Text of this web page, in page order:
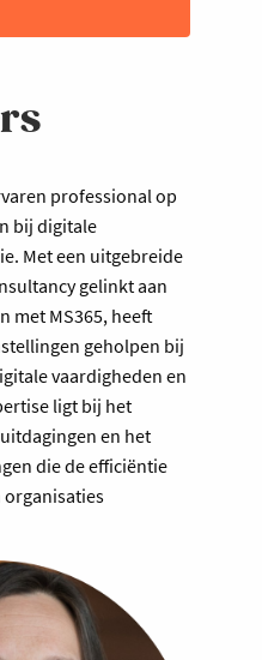
zonder de
en Sara
(tijdstip TBC)
- Kantoor
| 3000 Leuven
professional op
bij digitale
Met een uitgebreide
gelinkt aan
met MS365, heeft
geholpen bij
vaardigheden en
ligt bij het
en het
die de efficiëntie